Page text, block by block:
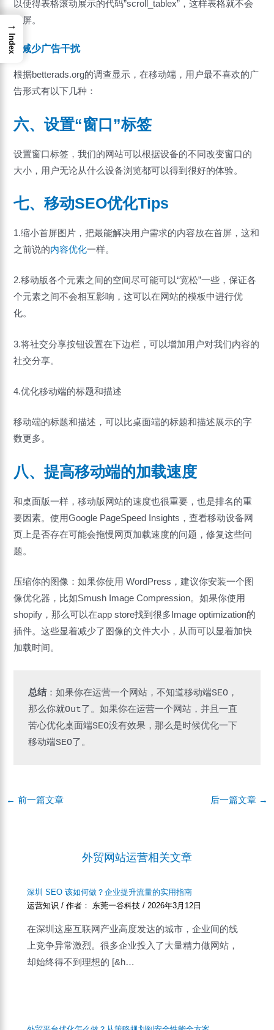
以使得表格滚动展示的代码”scroll_tablex”，这样表格就不会
超屏。
4.减少广告干扰
根据betterads.org的调查显示，在移动端，用户最不喜欢的广
告形式有以下几种：
六、设置“窗口”标签
设置窗口标签，我们的网站可以根据设备的不同改变窗口的
大小，用户无论从什么设备浏览都可以得到很好的体验。
七、移动SEO优化Tips
1.缩小首屏图片，把最能解决用户需求的内容放在首屏，这和
之前说的内容优化一样。
2.移动版各个元素之间的空间尽可能可以“宽松”一些，保证各
个元素之间不会相互影响，这可以在网站的模板中进行优
化。
3.将社交分享按钮设置在下边栏，可以增加用户对我们内容的
社交分享。
4.优化移动端的标题和描述
移动端的标题和描述，可以比桌面端的标题和描述展示的字
数更多。
八、提高移动端的加载速度
和桌面版一样，移动版网站的速度也很重要，也是排名的重
要因素。使用Google PageSpeed Insights，查看移动设备网
页上是否存在可能会拖慢网页加载速度的问题，修复这些问
题。
压缩你的图像：如果你使用 WordPress，建议你安装一个图
像优化器，比如Smush Image Compression。如果你使用
shopify，那么可以在app store找到很多Image optimization的
插件。这些显着减少了图像的文件大小，从而可以显着加快
加载时间。
总结：如果你在运营一个网站，不知道移动端SEO，
那么你就Out了。如果你在运营一个网站，并且一直
苦心优化桌面端SEO没有效果，那么是时候优化一下
移动端SEO了。
Post
← 前一篇文章 后一篇文章 →
外贸网站运营相关文章
深圳 SEO 该如何做？企业提升流量的实用指南
运营知识 / 作者： 东莞一谷科技/2026年3月12日
在深圳这座互联网产业高度发达的城市，企业间的线
上竞争异常激烈。很多企业投入了大量精力做网站，
却始终得不到理想的 [&h…
→
Index